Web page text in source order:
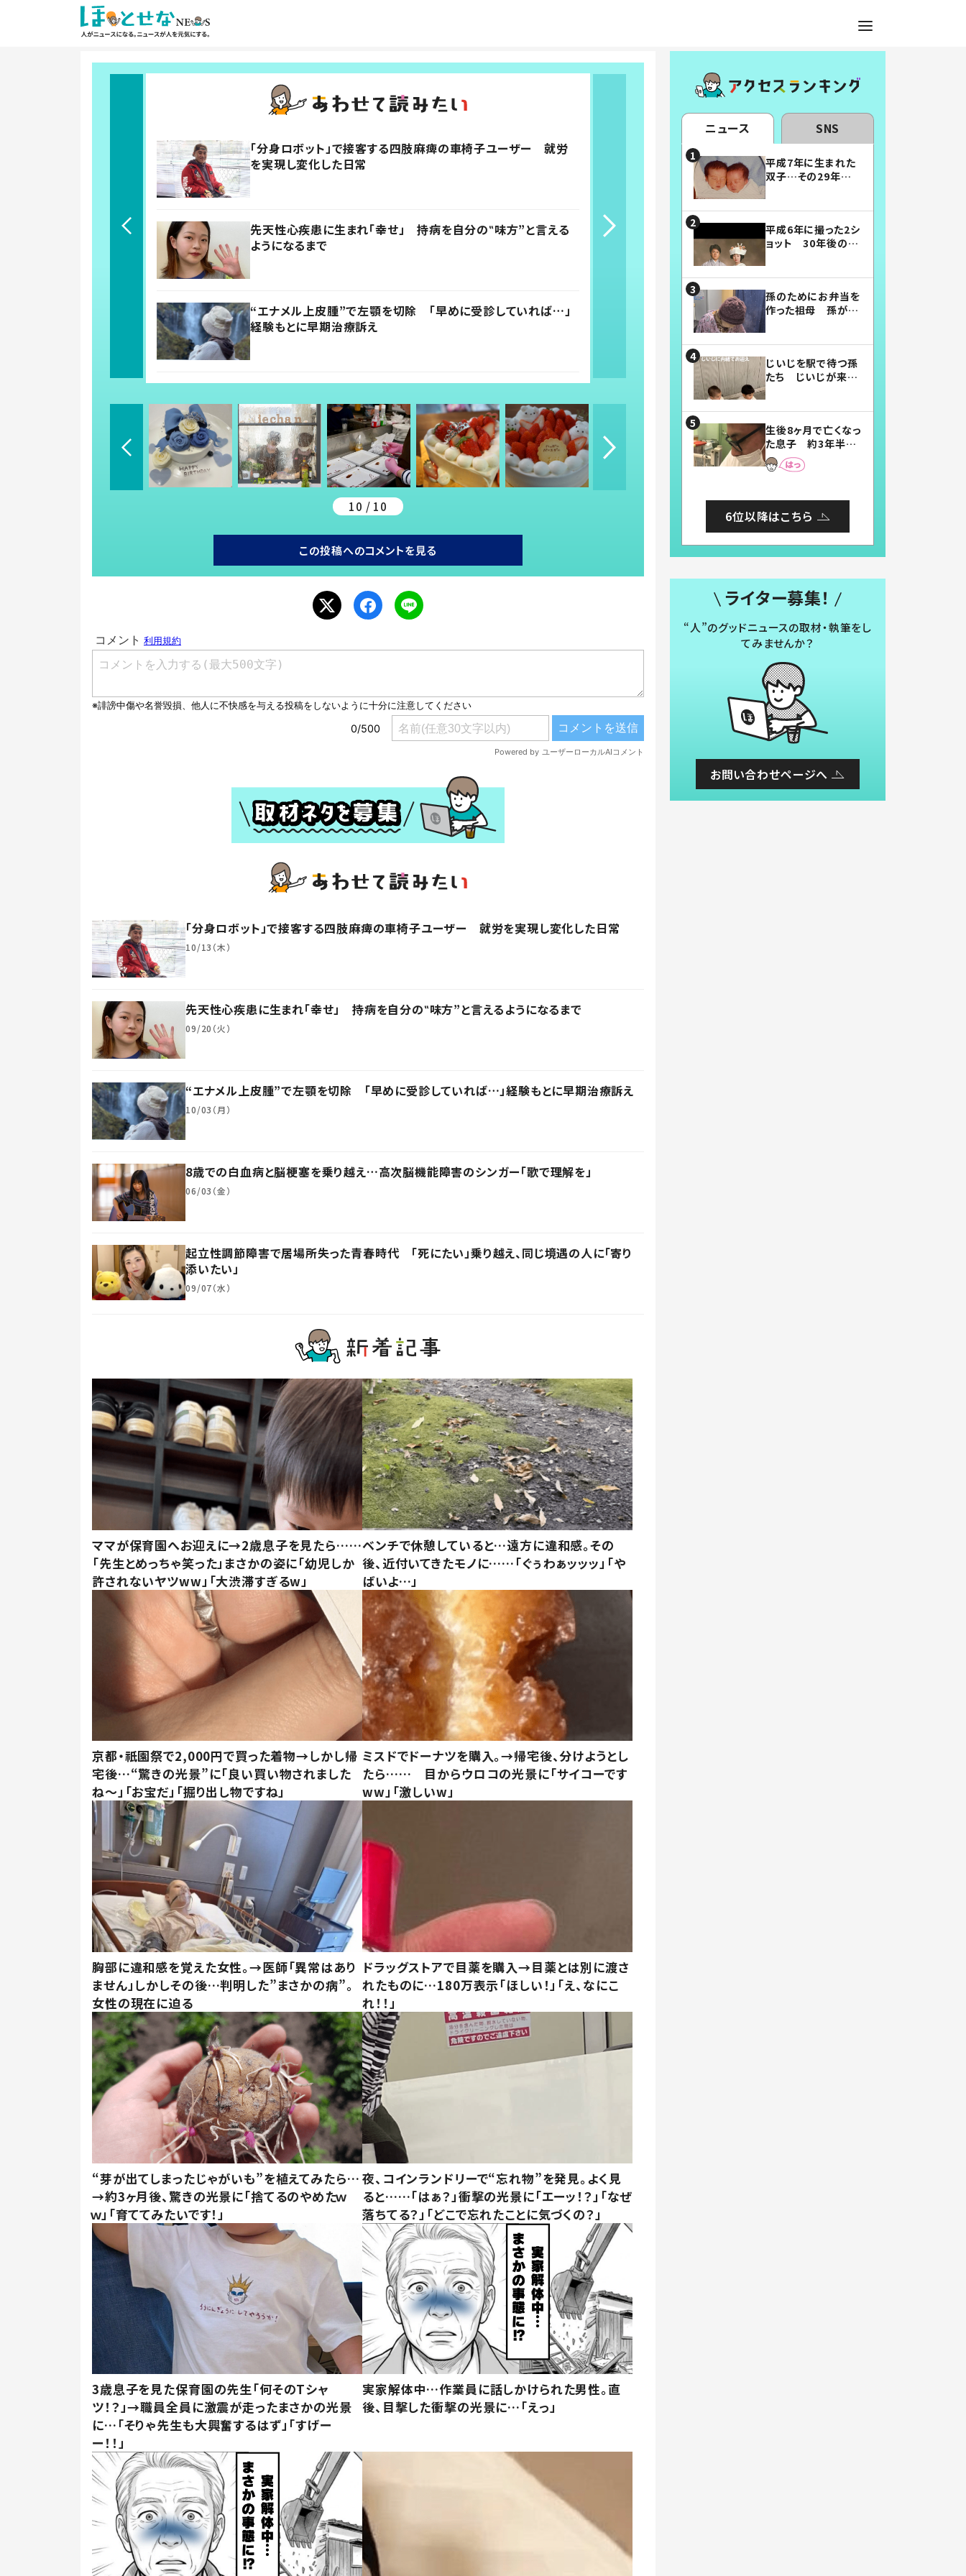
「分身ロボット」で接客する四肢麻痺の車椅子ユーザー 就労
を実現し変化した日常
先天性心疾患に生まれ「幸せ」 持病を自分の‟味方”と言える
ようになるまで
“エナメル上皮腫”で左顎を切除 「早めに受診していれば…」
経験もとに早期治療訴え
10 / 10
この投稿へのコメントを見る
「分身ロボット」で接客する四肢麻痺の車椅子ユーザー 就労を実現し変化した日常
10/13（木）
先天性心疾患に生まれ「幸せ」 持病を自分の‟味方”と言えるようになるまで
09/20（火）
“エナメル上皮腫”で左顎を切除 「早めに受診していれば…」経験もとに早期治療訴え
10/03（月）
8歳での白血病と脳梗塞を乗り越え…高次脳機能障害のシンガー「歌で理解を」
06/03（金）
起立性調節障害で居場所失った青春時代 「死にたい」乗り越え、同じ境遇の人に「寄り
添いたい」
09/07（水）
ママが保育園へお迎えに→2歳息子を見たら……
「先生とめっちゃ笑った」まさかの姿に「幼児しか
許されないヤツww」「大渋滞すぎるw」
ベンチで休憩していると…遠方に違和感。その
後、近付いてきたモノに……「ぐぅわぁッッッ」「や
ばいよ…」
京都・祇園祭で2,000円で買った着物→しかし帰
宅後…“驚きの光景”に「良い買い物されました
ね～」「お宝だ」「掘り出し物ですね」
ミスドでドーナツを購入。→帰宅後、分けようとし
たら…… 目からウロコの光景に「サイコーです
ww」「激しいw」
胸部に違和感を覚えた女性。→医師「異常はあり
ません」しかしその後…判明した”まさかの病”。
女性の現在に迫る
ドラッグストアで目薬を購入→目薬とは別に渡さ
れたものに…180万表示「ほしい！」「え、なにこ
れ！！」
“芽が出てしまったじゃがいも”を植えてみたら…
→約3ヶ月後、驚きの光景に「捨てるのやめたｗ
ｗ」「育ててみたいです！」
夜、コインランドリーで“忘れ物”を発見。よく見
ると……「はぁ？」衝撃の光景に「エーッ！？」「なぜ
落ちてる？」「どこで忘れたことに気づくの？」
3歳息子を見た保育園の先生「何そのTシャ
ツ！？」→職員全員に激震が走ったまさかの光景
に…「そりゃ先生も大興奮するはず」「すげー
ー！！」
実家解体中…作業員に話しかけられた男性。直
後、目撃した衝撃の光景に…「えっ」
ニュース SNS
平成7年に生まれた
双子…その29年後
平成6年に撮った2シ
ョット 30年後の姿
孫のためにお弁当を
作った祖母 孫が絶
じいじを駅で待つ孫
たち じいじが来た
まらない」「幸せにな
れる」
生後8ヶ月で亡くなっ
た息子 約3年半
後、当時の妻の日記
に書いてあった本音
6位以降はこちら
ライター募集！
“人”のグッドニュースの取材・執筆をし
てみませんか？
お問い合わせページへ